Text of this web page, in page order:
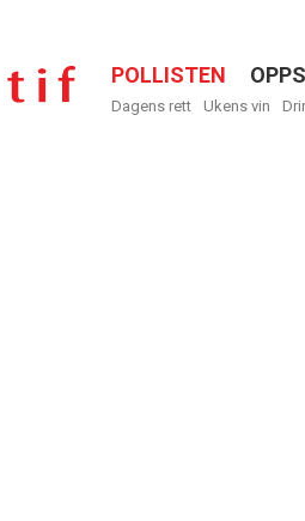
Menu
POLLISTEN
Dagens rett Ukens vin